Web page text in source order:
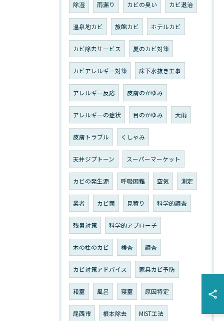
除湿 雨漏り カビの臭い カビ退治
温泉地カビ 旅館カビ ホテルカビ
カビ除去サービス 夏のカビ対策
カビアレルギー対策 床下水抜き工事
アレルギー反応 皮膚のかゆみ
アレルギーの症状 目のかゆみ 大雨
皮膚トラブル くしゃみ
天井ジプトーン スーパーマーケット
カビの発生源 呼吸困難 空気 測定
業者 カビ菌 見積り 科学的調査
残暑対策 科学的アプローチ
木の柱のカビ 検査 調査
カビ対策アドバイス 家具カビ予防
和室 風呂 寝室 原因特定
尾西市 根本除去 MIST工法